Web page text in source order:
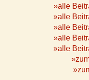
»alle
»alle
»alle
»alle
»alle